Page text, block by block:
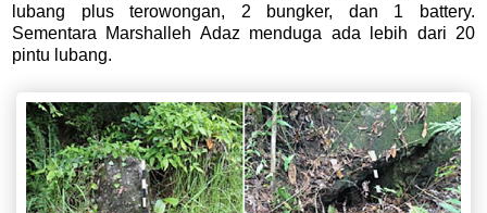
lubang plus terowongan, 2 bungker, dan 1 battery.
Sementara Marshalleh Adaz menduga ada lebih dari 20
pintu lubang.